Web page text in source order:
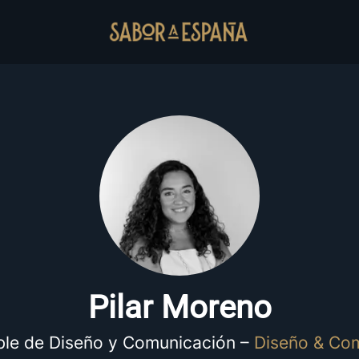
Pilar Moreno
de Diseño y Comunicación – Diseño &